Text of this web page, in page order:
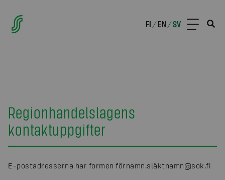
FI /EN /SV
Regionhandelslagens
kontaktuppgifter
E-postadresserna har formen förnamn.släktnamn@sok.fi